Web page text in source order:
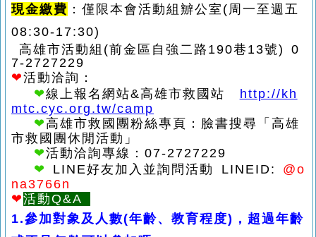
現金繳費 ：僅限本會活動組辧公室(周一至週五
08:30-17:30)
高雄市活動組(前金區自強二路190巷13號) 0
7-2727229
❤活動洽詢：
❤線上報名網站&高雄市救國站
http://kh
mtc.cyc.org.tw/camp
❤高雄市救國團粉絲專頁：臉書搜尋「高雄
市救國團休閒活動」
❤活動洽詢專線：07-2727229
❤
LINE好友加入並詢問活動 LINEID:
@o
na3766n
❤活動Q&A
1.參加對象及人數(年齡、教育程度)，超過年齡